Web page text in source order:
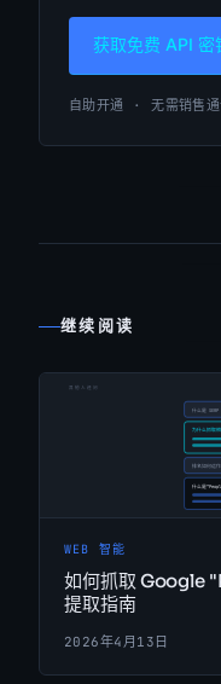
获取免费 API
自助开通 · 无需销售
继续阅读
WEB 智能
如何抓取 Google
提取指南
2026年4月13日